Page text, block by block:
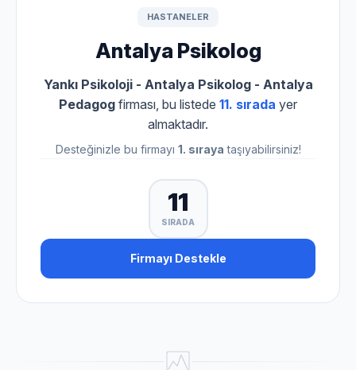
HASTANELER
Antalya Psikolog
Yankı Psikoloji - Antalya Psikolog - Antalya
Pedagog firması, bu listede 11. sırada yer
almaktadır.
Desteğinizle bu firmayı 1. sıraya taşıyabilirsiniz!
11
SIRADA
Firmayı Destekle